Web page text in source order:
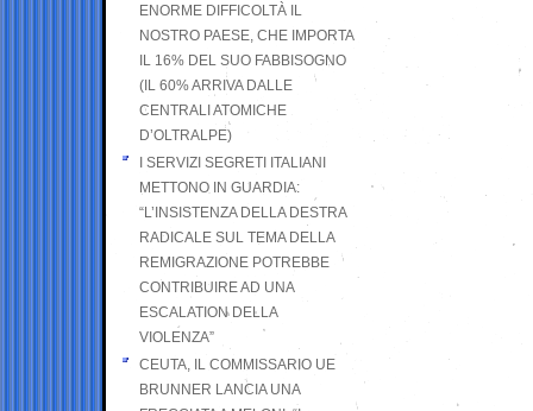
ENORME DIFFICOLTÀ IL
NOSTRO PAESE, CHE IMPORTA
IL 16% DEL SUO FABBISOGNO
(IL 60% ARRIVA DALLE
CENTRALI ATOMICHE
D’OLTRALPE)
I SERVIZI SEGRETI ITALIANI
METTONO IN GUARDIA:
“L’INSISTENZA DELLA DESTRA
RADICALE SUL TEMA DELLA
REMIGRAZIONE POTREBBE
CONTRIBUIRE AD UNA
ESCALATION DELLA
VIOLENZA”
CEUTA, IL COMMISSARIO UE
BRUNNER LANCIA UNA